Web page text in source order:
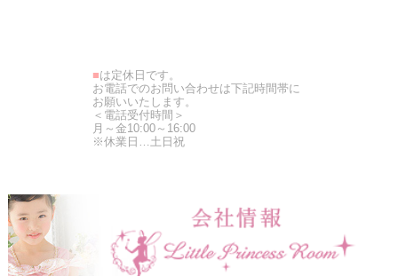
■は定休日です。
お電話でのお問い合わせは下記時間帯に
お願いいたします。
＜電話受付時間＞
月～金10:00～16:00
※休業日…土日祝